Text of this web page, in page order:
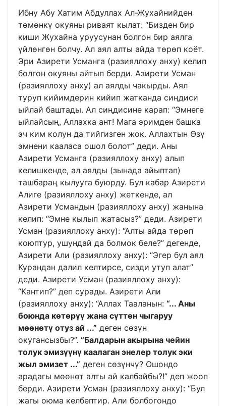
Ибну Абу Хатим Абдуллах Ал-Жухайнийден
төмөнкү окуяны риваят кылат: “Бизден бир
киши Жухайна уруусунан болгон бир аялга
үйлөнгөн болчу. Ал аял алты айда төрөп коёт.
Эри Азирети Усманга (разияллоху анху) келип
болгон окуяны айтып берди. Азирети Усман
(разияллоху анху) ал аялды чакырды. Аял
туруп кийимдерин кийип жатканда сиңдиси
ыйлай баштады. Ал сиңдисине карап: “Эмнеге
ыйлайсың, Аллахка ант! Мага эримден башка
эч ким колун да тийгизген жок. Аллахтын Өзү
эмнени кааласа ошол болот” деди. Аны
Азирети Усманга (разияллоху анху) алып
келишкенде, ал аялды (зынада айыптап)
ташбараң кылууга буюрду. Бул кабар Азирети
Алиге (разияллоху анху) жеткенде, ал
Азирети Усмандын (разияллоху анху) жанына
келип: “Эмне кылып жатасыз?” деди. Азирети
Усман (разияллоху анху): “Алты айда төрөп
коюптур, ушундай да болмок беле?” дегенде,
Азирети Али (разияллоху анху): “Эгер бул аял
Курандан далил келтирсе, сизди утуп алат”
деди. Азирети Усман (разияллоху анху):
“Кантип?” деп сурады. Азирети Али
(разияллоху анху): “Аллах Тааланын: “... Аны
боюнда көтөрүү жана сүттөн чыгаруу
мөөнөтү отуз ай ...” деген сөзүн
окугансызбы?”. “Балдарын акырына чейин
толук эмизүүнү каалаган энелер толук эки
жыл эмизет ...” деген сөзүнчү? Ошондо
арадагы мөөнөт алты ай калбайбы?!” деп жооп
берди. Азирети Усман (разияллоху анху): “Бул
жагы оюма келбептир. Али болбогондо